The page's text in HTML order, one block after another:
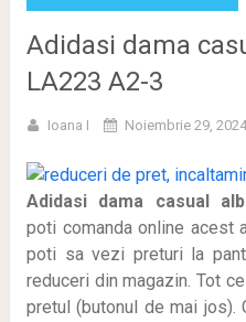
Adidasi dama
LA223 A2-3
Ioana I Noiembrie 29, 2024
Adidasi dama casual
poti comanda online acest
poti sa vezi preturi la
reduceri din magazin. Tot
pretul (butonul de mai jos).